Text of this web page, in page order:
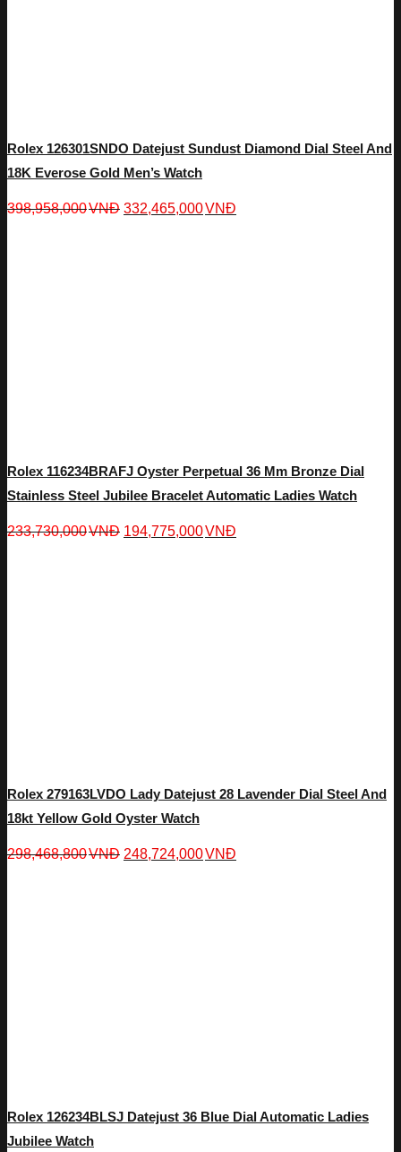
Rolex 126301SNDO Datejust Sundust Diamond Dial Steel And
18K Everose Gold Men’s Watch
398,958,000VNĐ 332,465,000VNĐ
Rolex 116234BRAFJ Oyster Perpetual 36 Mm Bronze Dial
Stainless Steel Jubilee Bracelet Automatic Ladies Watch
233,730,000VNĐ 194,775,000VNĐ
Rolex 279163LVDO Lady Datejust 28 Lavender Dial Steel And
18kt Yellow Gold Oyster Watch
298,468,800VNĐ 248,724,000VNĐ
Rolex 126234BLSJ Datejust 36 Blue Dial Automatic Ladies
Jubilee Watch